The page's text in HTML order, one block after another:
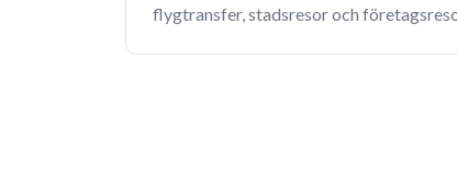
flygtransfer, stadsresor och